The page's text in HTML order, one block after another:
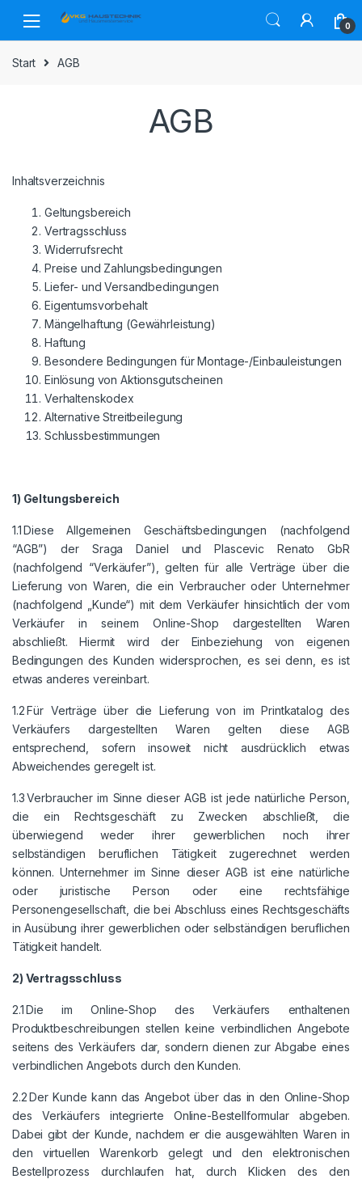
navigation
content
0
Start AGB
AGB
Inhaltsverzeichnis
Geltungsbereich
Vertragsschluss
Widerrufsrecht
Preise und Zahlungsbedingungen
Liefer- und Versandbedingungen
Eigentumsvorbehalt
Mängelhaftung (Gewährleistung)
Haftung
Besondere Bedingungen für Montage-/Einbauleistungen
Einlösung von Aktionsgutscheinen
Verhaltenskodex
Alternative Streitbeilegung
Schlussbestimmungen
1) Geltungsbereich
1.1 Diese Allgemeinen Geschäftsbedingungen (nachfolgend
“AGB”) der Sraga Daniel und Plascevic Renato GbR
(nachfolgend “Verkäufer”), gelten für alle Verträge über die
Lieferung von Waren, die ein Verbraucher oder Unternehmer
(nachfolgend „Kunde“) mit dem Verkäufer hinsichtlich der vom
Verkäufer in seinem Online-Shop dargestellten Waren
abschließt. Hiermit wird der Einbeziehung von eigenen
Bedingungen des Kunden widersprochen, es sei denn, es ist
etwas anderes vereinbart.
1.2 Für Verträge über die Lieferung von im Printkatalog des
Verkäufers dargestellten Waren gelten diese AGB
entsprechend, sofern insoweit nicht ausdrücklich etwas
Abweichendes geregelt ist.
1.3 Verbraucher im Sinne dieser AGB ist jede natürliche Person,
die ein Rechtsgeschäft zu Zwecken abschließt, die
überwiegend weder ihrer gewerblichen noch ihrer
selbständigen beruflichen Tätigkeit zugerechnet werden
können. Unternehmer im Sinne dieser AGB ist eine natürliche
oder juristische Person oder eine rechtsfähige
Personengesellschaft, die bei Abschluss eines Rechtsgeschäfts
in Ausübung ihrer gewerblichen oder selbständigen beruflichen
Tätigkeit handelt.
2) Vertragsschluss
2.1 Die im Online-Shop des Verkäufers enthaltenen
Produktbeschreibungen stellen keine verbindlichen Angebote
seitens des Verkäufers dar, sondern dienen zur Abgabe eines
verbindlichen Angebots durch den Kunden.
2.2 Der Kunde kann das Angebot über das in den Online-Shop
des Verkäufers integrierte Online-Bestellformular abgeben.
Dabei gibt der Kunde, nachdem er die ausgewählten Waren in
den virtuellen Warenkorb gelegt und den elektronischen
Bestellprozess durchlaufen hat, durch Klicken des den